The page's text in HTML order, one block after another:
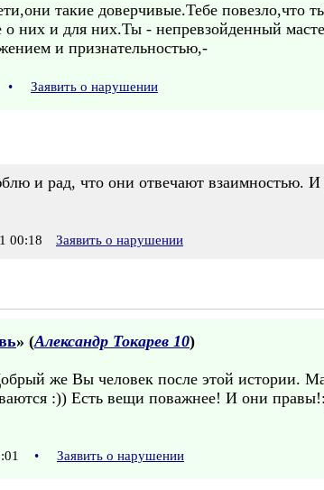
такие доверчивые.Тебе повезло,что
них и для них.Ты - непревзойденный
и признательностью,-
• Заявить о нарушении
и рад, что они отвечают взаимностью.
00:18 Заявить о нарушении
» (Александр Токарев 10)
же Вы человек после этой истории.
:)) Есть вещи поважнее! И они
• Заявить о нарушении